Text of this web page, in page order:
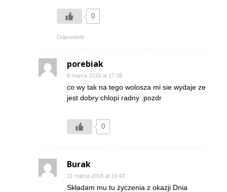
0
Odpowiedz
porebiak
8 marca 2018 at 17:38
co wy tak na tego wolosza mi sie wydaje ze
jest dobry chlopi radny .pozdr
0
Burak
11 marca 2018 at 19:43
Składam mu tu życzenia z okazji Dnia